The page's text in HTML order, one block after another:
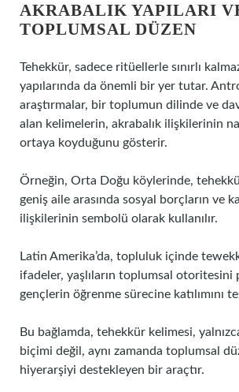
AKRABALIK YAPILARI
TOPLUMSAL DÜZEN
Tehekkür, sadece ritüellerle sınırlı
yapılarında da önemli bir yer tutar.
araştırmalar, bir toplumun dilinde ve
alan kelimelerin, akrabalık ilişkilerinin
ortaya koyduğunu gösterir.
Örneğin, Orta Doğu köylerinde,
geniş aile arasında sosyal borçların ve
ilişkilerinin sembolü olarak kullanılır.
Latin Amerika’da, topluluk içinde
ifadeler, yaşlıların toplumsal otoritesini
gençlerin öğrenme sürecine katılımını
Bu bağlamda, tehekkür kelimesi,
biçimi değil, aynı zamanda toplumsal
hiyerarşiyi destekleyen bir araçtır.